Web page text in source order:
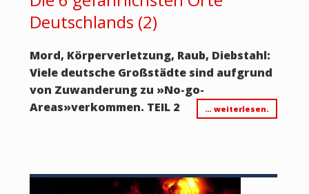
Deutschlands (2)
Mord, Körperverletzung, Raub, Diebstahl:
Viele deutsche Großstädte sind aufgrund
von Zuwanderung zu »No-go-
Areas»verkommen. TEIL 2 … weiterlesen.